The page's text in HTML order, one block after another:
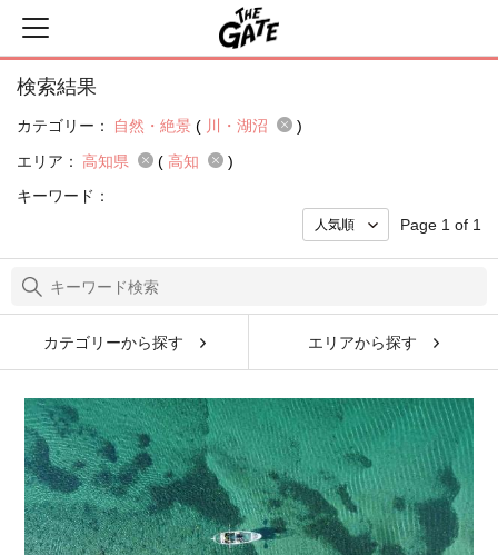
検索結果
カテゴリー： 自然・絶景 ( 川・湖沼
)
エリア：
高知県 ( 高知
)
キーワード：
Page 1 of 1
カテゴリーから探す エリアから探す